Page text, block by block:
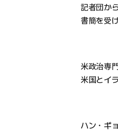
記者団か
書簡を受
米政治専
米国とイ
ハン・ギ